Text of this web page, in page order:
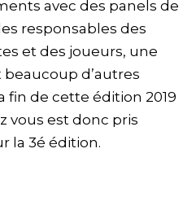
avec des panels de
responsables des
et des joueurs, une
d’autres
fin de cette édition 2019
vous est donc pris
la 3é édition.